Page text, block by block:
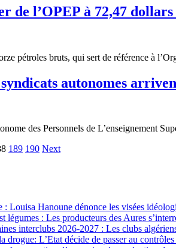
de l’OPEP à 72,47
pétroles bruts, qui sert de référence à
autonomes
des Personnels de L’enseignement
189 190 Next
: Louisa Hanoune dénonce les visées
légumes : Les producteurs des Aures
interclubs 2026-2027 : Les clubs
drogue: L’Etat décide de passer au